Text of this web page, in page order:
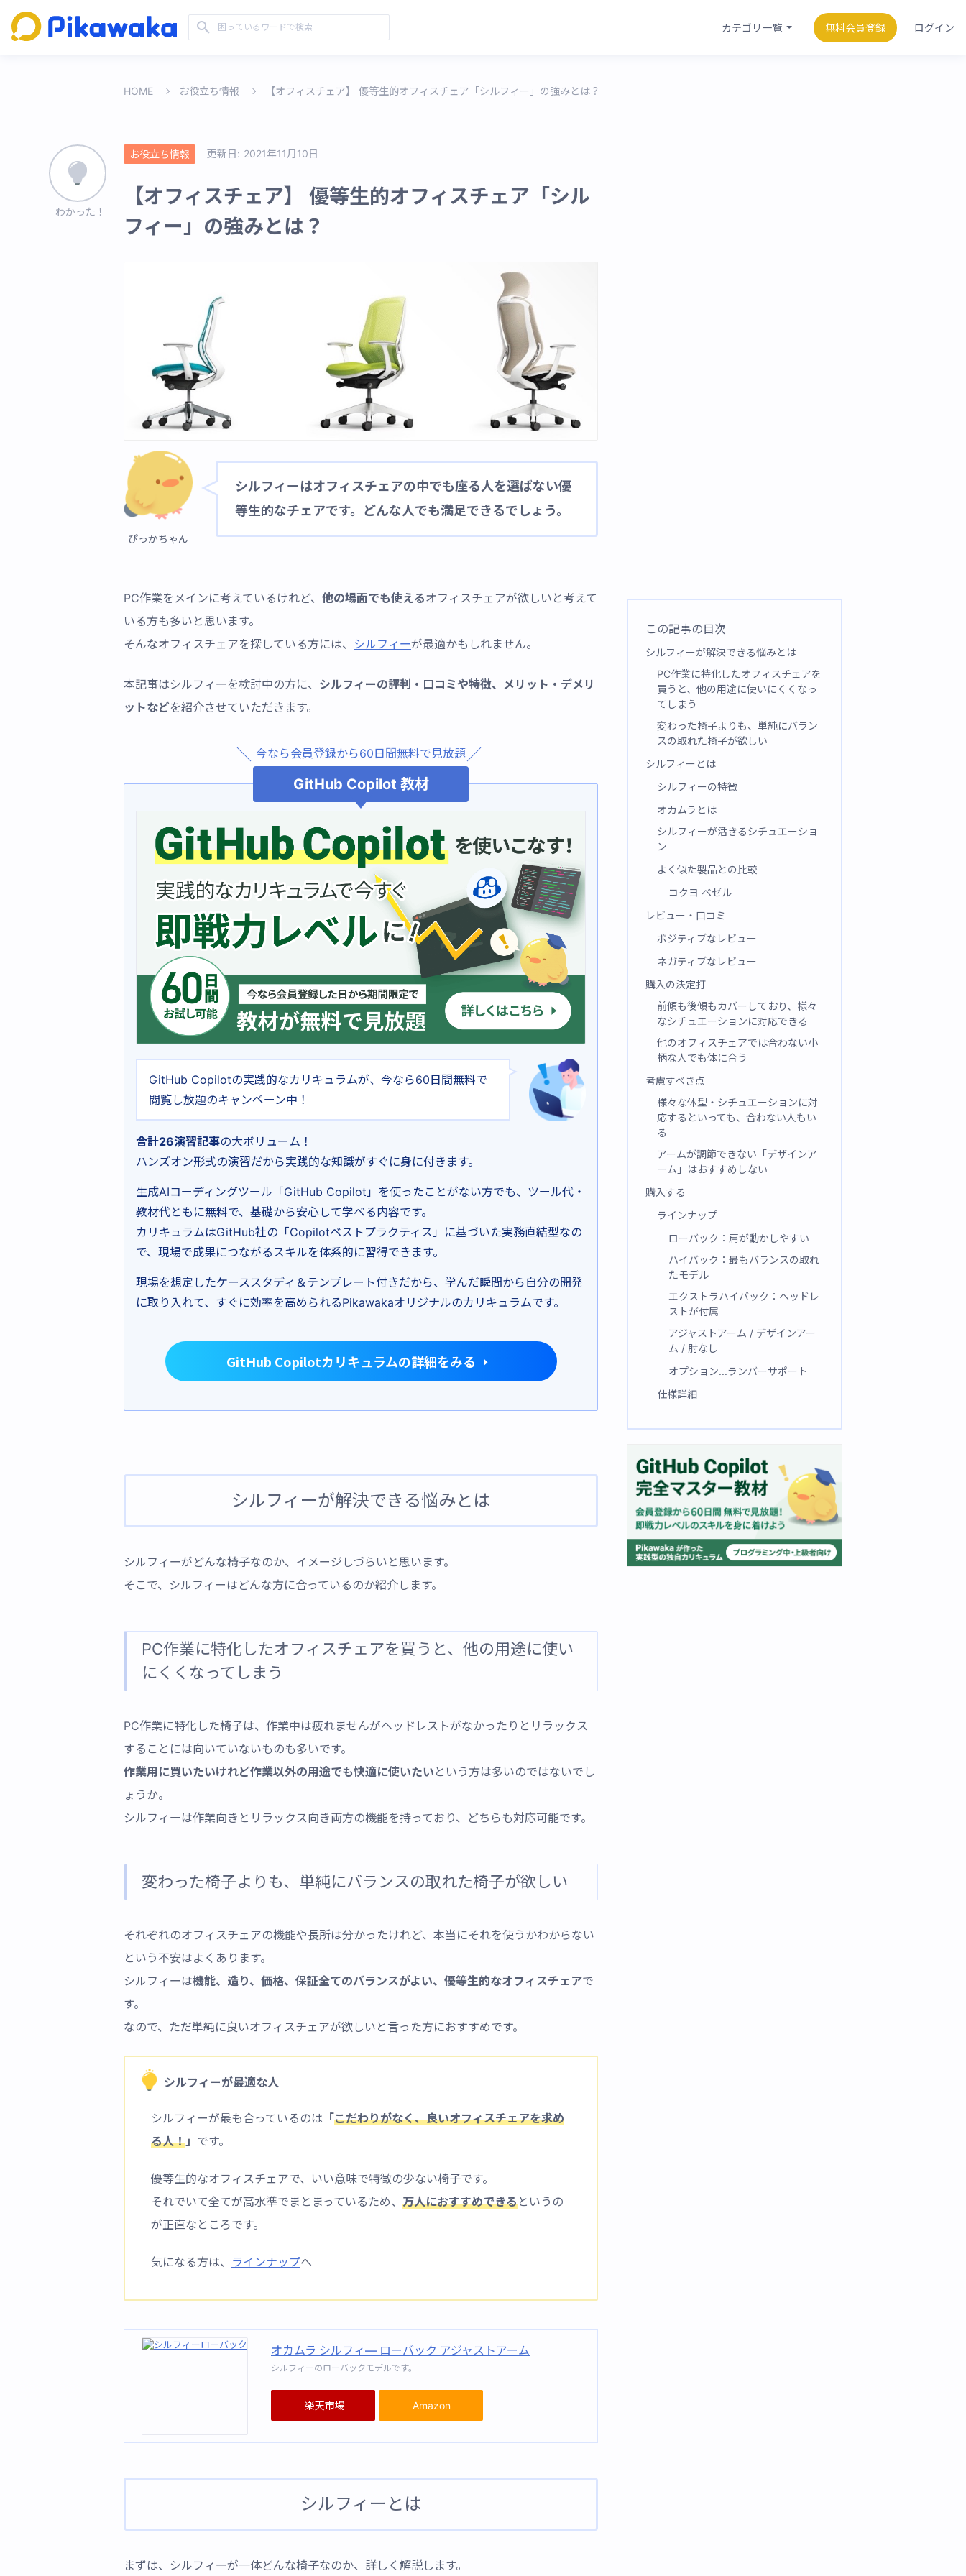
カテゴリ一覧 無料会員登録 ログイン
HOME お役立ち情報 【オフィスチェア】 優等生的オフィスチェア「シルフィー」の強みとは？
お役立ち情報 更新日: 2021年11月10日
【オフィスチェア】 優等生的オフィスチェア「シル
フィー」の強みとは？
ぴっかちゃん
シルフィーはオフィスチェアの中でも座る人を選ばない優
等生的なチェアです。どんな人でも満足できるでしょう。
PC作業をメインに考えているけれど、 他の場面でも使えるオフィスチェアが欲しいと考えて
いる方も多いと思います。
そんなオフィスチェアを探している方には、 シルフィーが最適かもしれません。
本記事はシルフィーを検討中の方に、 シルフィーの評判・口コミや特徴、メリット・デメリ
ットなどを紹介させていただきます。
今なら会員登録から60日間無料で見放題
GitHub Copilot 教材
GitHub Copilotの実践的なカリキュラムが、今なら60日間無料で
閲覧し放題のキャンペーン中！
合計26演習記事の大ボリューム！
ハンズオン形式の演習だから実践的な知識がすぐに身に付きます。
生成AIコーディングツール「GitHub Copilot」を使ったことがない方でも、ツール代・
教材代ともに無料で、基礎から安心して学べる内容です。
カリキュラムはGitHub社の「Copilotベストプラクティス」に基づいた実務直結型なの
で、現場で成果につながるスキルを体系的に習得できます。
現場を想定したケーススタディ＆テンプレート付きだから、学んだ瞬間から自分の開発
に取り入れて、すぐに効率を高められるPikawakaオリジナルのカリキュラムです。
GitHub Copilotカリキュラムの詳細をみる
シルフィーが解決できる悩みとは
シルフィーがどんな椅子なのか、イメージしづらいと思います。
そこで、シルフィーはどんな方に合っているのか紹介します。
PC作業に特化したオフィスチェアを買うと、他の用途に使い
にくくなってしまう
PC作業に特化した椅子は、作業中は疲れませんがヘッドレストがなかったりとリラックス
することには向いていないものも多いです。
作業用に買いたいけれど作業以外の用途でも快適に使いたい という方は多いのではないでし
ょうか。
シルフィーは作業向きとリラックス向き両方の機能を持っており、どちらも対応可能です。
変わった椅子よりも、単純にバランスの取れた椅子が欲しい
それぞれのオフィスチェアの機能や長所は分かったけれど、本当にそれを使うかわからない
という不安はよくあります。
シルフィーは機能、造り、価格、保証全てのバランスがよい、優等生的なオフィスチェアで
す。
なので、ただ単純に良いオフィスチェアが欲しいと言った方におすすめです。
シルフィーが最適な人
シルフィーが最も合っているのは 「こだわりがなく、良いオフィスチェアを求め
る人！ 」 です。
優等生的なオフィスチェアで、いい意味で特徴の少ない椅子です。
それでいて全てが高水準でまとまっているため、 万人におすすめできるというの
が正直なところです。
気になる方は、 ラインナップへ
オカムラ シルフィ― ローバック アジャストアーム
シルフィーのローバックモデルです。
楽天市場 Amazon
シルフィーとは
まずは、シルフィーが一体どんな椅子なのか、詳しく解説します。
わかった！
この記事の目次
シルフィーが解決できる悩みとは
PC作業に特化したオフィスチェアを
買うと、他の用途に使いにくくなっ
てしまう
変わった椅子よりも、単純にバラン
スの取れた椅子が欲しい
シルフィーとは
シルフィーの特徴
オカムラとは
シルフィーが活きるシチュエーショ
ン
よく似た製品との比較
コクヨ ベゼル
レビュー・口コミ
ポジティブなレビュー
ネガティブなレビュー
購入の決定打
前傾も後傾もカバーしており、様々
なシチュエーションに対応できる
他のオフィスチェアでは合わない小
柄な人でも体に合う
考慮すべき点
様々な体型・シチュエーションに対
応するといっても、合わない人もい
る
アームが調節できない「デザインア
ーム」はおすすめしない
購入する
ラインナップ
ローバック：肩が動かしやすい
ハイバック：最もバランスの取れ
たモデル
エクストラハイバック：ヘッドレ
ストが付属
アジャストアーム / デザインアー
ム / 肘なし
オプション...ランバーサポート
仕様詳細